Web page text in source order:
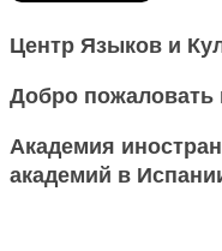
Центр Языков и
Добро пожаловать
Академия
академий в